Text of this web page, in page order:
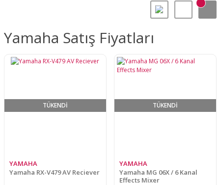
Yamaha Satış Fiyatları
TÜKENDİ
YAMAHA
Yamaha RX-V479 AV Reciever
TÜKENDİ
YAMAHA
Yamaha MG 06X / 6 Kanal
Effects Mixer